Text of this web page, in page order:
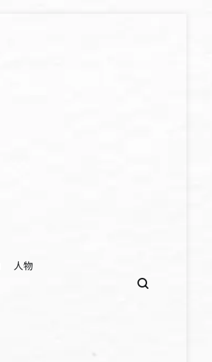
人物